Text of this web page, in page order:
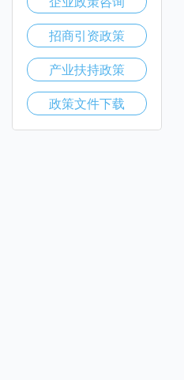
招商引资政策
产业扶持政策
政策文件下载